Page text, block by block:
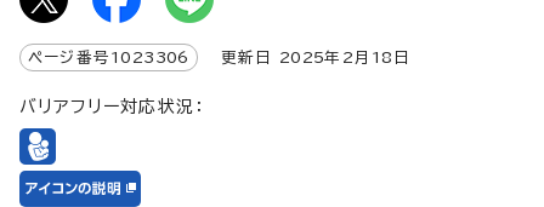
ページ番号 1023306 更新日 2025年2月 18 日
バリアフリー対応状況：